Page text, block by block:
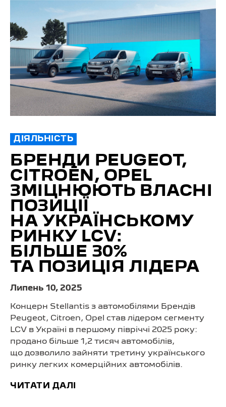
ДІЯЛЬНІСТЬ
БРЕНДИ PEUGEOT,
CITROËN, OPEL
ЗМІЦНЮЮТЬ ВЛАСНІ
ПОЗИЦІЇ
НА УКРАЇНСЬКОМУ
РИНКУ LCV:
БІЛЬШЕ 30%
ТА ПОЗИЦІЯ ЛІДЕРА
Липень 10, 2025
Концерн Stellantis з автомобілями Брендів
Peugeot, Citroen, Opel став лідером сегменту
LCV в Україні в першому півріччі 2025 року:
продано більше 1,2 тисяч автомобілів,
що дозволило зайняти третину українського
ринку легких комерційних автомобілів.
ЧИТАТИ ДАЛІ